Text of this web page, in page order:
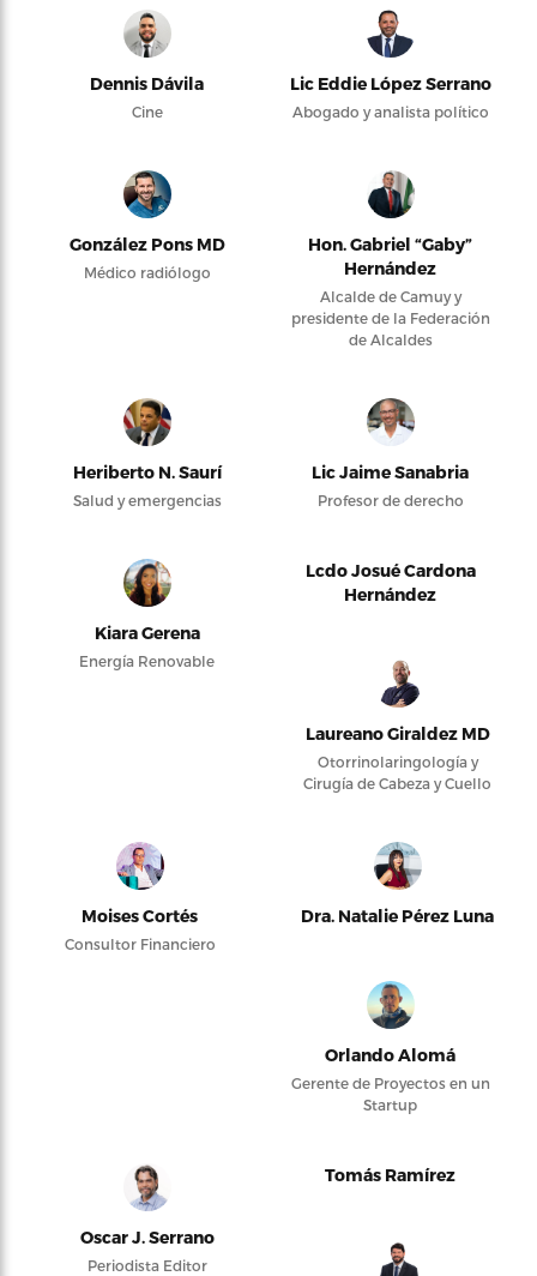
Dennis Dávila
Cine
Lic Eddie López Serrano
Abogado y analista político
González Pons MD
Médico radiólogo
Hon. Gabriel “Gaby”
Hernández
Alcalde de Camuy y
presidente de la Federación
de Alcaldes
Heriberto N. Saurí
Salud y emergencias
Lic Jaime Sanabria
Profesor de derecho
Kiara Gerena
Energía Renovable
Lcdo Josué Cardona
Hernández
Laureano Giraldez MD
Otorrinolaringología y
Cirugía de Cabeza y Cuello
Moises Cortés
Consultor Financiero
Dra. Natalie Pérez Luna
Orlando Alomá
Gerente de Proyectos en un
Startup
Oscar J. Serrano
Periodista Editor
Tomás Ramírez